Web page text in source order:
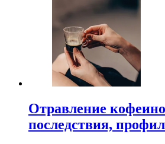
Отравление
последствия,